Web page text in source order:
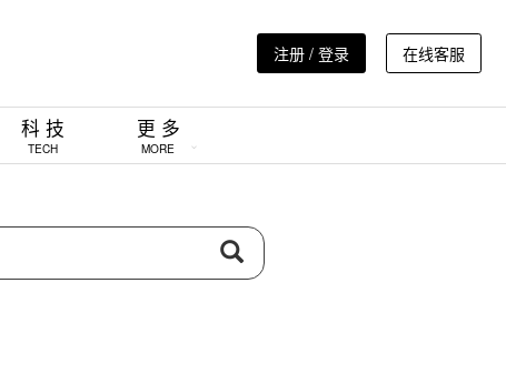
注册 / 登录 在线客服
科 技
TECH
更 多
MORE